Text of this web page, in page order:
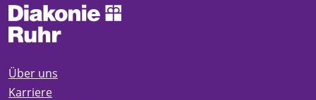
Über uns
Karriere